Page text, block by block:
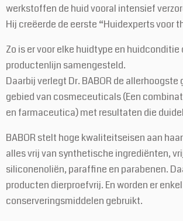
werkstoffen de huid vooral intensief
Hij creëerde de eerste “Huidexperts voor
Zo is er voor elke huidtype en huidconditie
productenlijn samengesteld.
Daarbij verlegt Dr. BABOR de allerhoogste
gebied van cosmeceuticals (Een
en farmaceutica) met resultaten die
BABOR stelt hoge kwaliteitseisen aan
alles vrij van synthetische ingrediënten,
siliconenoliën, paraffine en parabenen.
producten dierproefvrij. En worden er
conserveringsmiddelen gebruikt.